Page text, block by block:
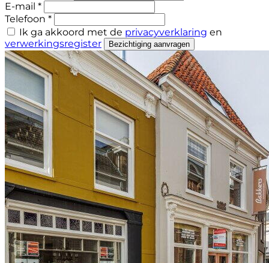
E-mail *
Telefoon *
Ik ga akkoord met de privacyverklaring en
verwerkingsregister
Bezichtiging aanvragen